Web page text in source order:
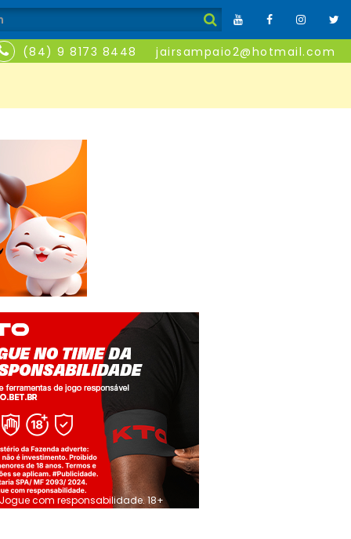
(84) 9 8173 8448 jairsampaio2@hotmail.com
Jogue com responsabilidade. 18+